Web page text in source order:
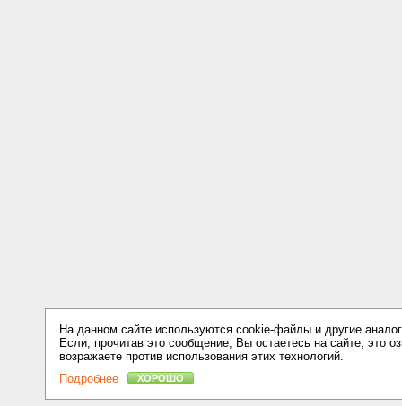
На данном сайте используются cookie-файлы и другие
Если, прочитав это сообщение, Вы остаетесь на сайте, это
возражаете против использования этих технологий.
Подробнее
ХОРОШО